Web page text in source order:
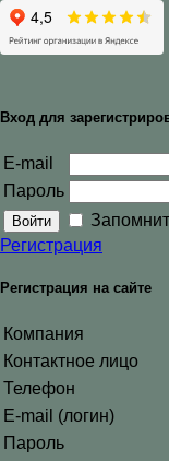
Вход для
E-mail
Пароль
Регистрация
Регистрация на сайте
Компания
Контактное лицо
Телефон
E-mail (логин)
Пароль